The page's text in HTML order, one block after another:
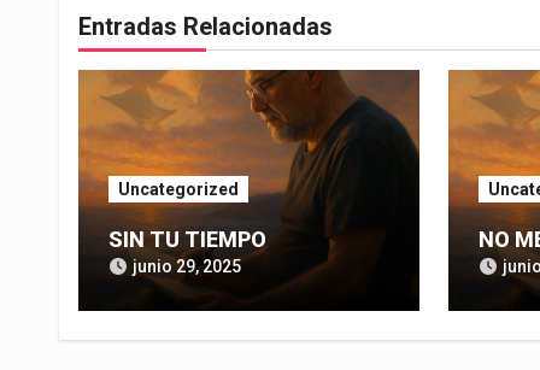
Entradas Relacionadas
Uncategorized
SIN TU TIEMPO
junio 29, 2025
NO